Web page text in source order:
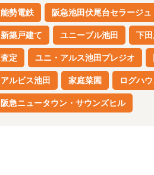
能勢電鉄 阪急池田伏尾台セラージュ
新築戸建て ユニーブル池田 下
査定 ユニ・アルス池田プレジオ
アルビス池田 家庭菜園 ログハ
阪急ニュータウン・サウンズヒル